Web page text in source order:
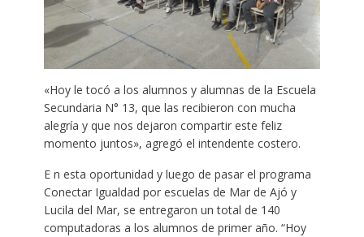
«Hoy le tocó a los alumnos y alumnas de la Escuela
Secundaria N° 13, que las recibieron con mucha
alegría y que nos dejaron compartir este feliz
momento juntos», agregó el intendente costero.
E n esta oportunidad y luego de pasar el programa
Conectar Igualdad por escuelas de Mar de Ajó y
Lucila del Mar, se entregaron un total de 140
computadoras a los alumnos de primer año. “Hoy